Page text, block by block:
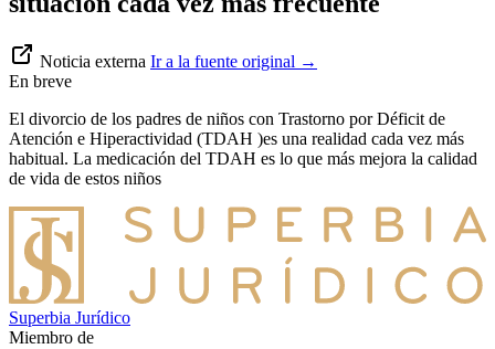
Noticia externa Ir a la fuente original →
En breve
El divorcio de los padres de niños con Trastorno por Déficit de
Atención e Hiperactividad (TDAH )es una realidad cada vez más
habitual. La medicación del TDAH es lo que más mejora la calidad
de vida de estos niños
Superbia Jurídico
Miembro de